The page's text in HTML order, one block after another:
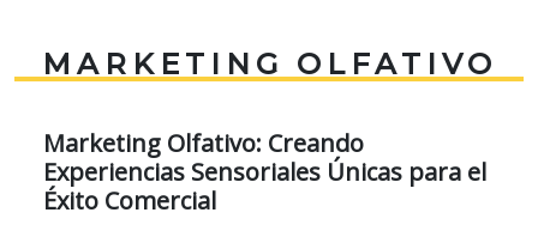
MARKETING OLFATIVO
Marketing Olfativo: Creando
Experiencias Sensoriales Únicas para el
Éxito Comercial